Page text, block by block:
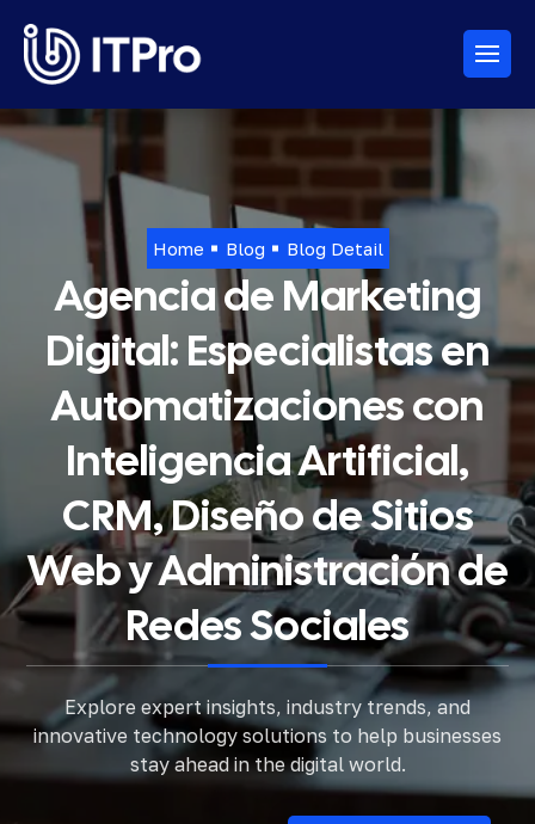
Home Blog Blog Detail
Agencia de Marketing
Digital: Especialistas en
Automatizaciones con
Inteligencia Artificial,
CRM, Diseño de Sitios
Web y Administración de
Redes Sociales
Explore expert insights, industry trends, and
innovative technology solutions to help businesses
stay ahead in the digital world.